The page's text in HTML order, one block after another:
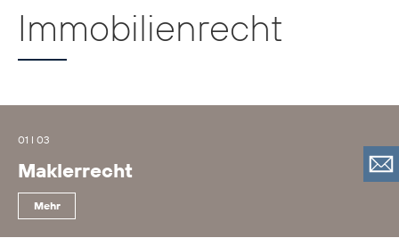
Immobilienrecht
01 I 03
Maklerrecht
Mehr